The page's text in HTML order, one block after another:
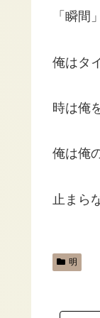
「瞬間
俺はタ
時は俺
俺は俺
止まら
明